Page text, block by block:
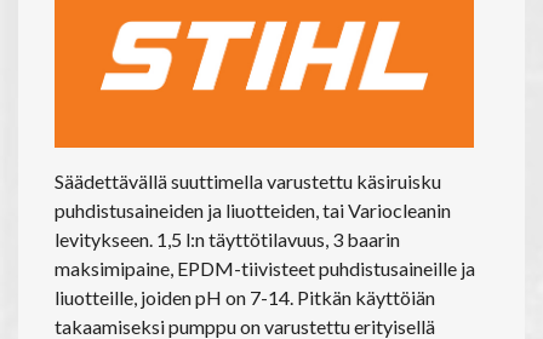
Säädettävällä suuttimella varustettu käsiruisku
puhdistusaineiden ja liuotteiden, tai Variocleanin
levitykseen. 1,5 l:n täyttötilavuus, 3 baarin
maksimipaine, EPDM-tiivisteet puhdistusaineille ja
liuotteille, joiden pH on 7-14. Pitkän käyttöiän
takaamiseksi pumppu on varustettu erityisellä